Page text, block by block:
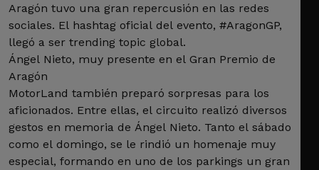
Aragón tuvo una gran repercusión en las redes
sociales. El hashtag oficial del evento, #AragonGP,
llegó a ser trending topic global.
Ángel Nieto, muy presente en el Gran Premio de
Aragón
MotorLand también preparó sorpresas para los
aficionados. Entre ellas, el circuito realizó diversos
gestos en memoria de Ángel Nieto. Tanto el sábado
como el domingo, se le rindió un homenaje muy
especial, formando en uno de los parkings un gran